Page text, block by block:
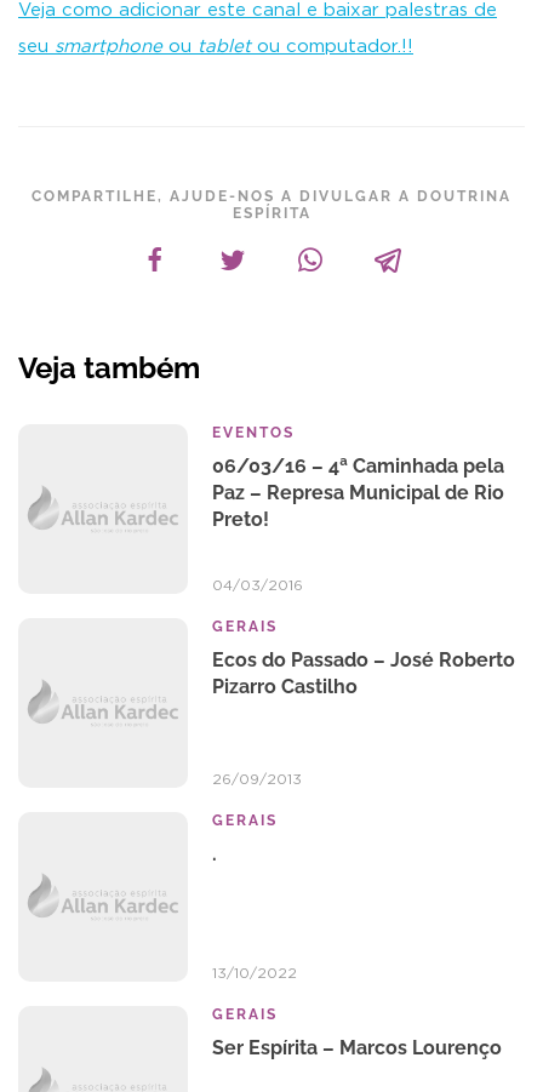
Veja como adicionar este canal e baixar palestras de
seu smartphoneou tabletou computador.!!
COMPARTILHE, AJUDE-NOS A DIVULGAR A DOUTRINA
ESPÍRITA
Veja também
EVENTOS
06/03/16 – 4ª Caminhada pela
Paz – Represa Municipal de Rio
Preto!
04/03/2016
GERAIS
Ecos do Passado – José Roberto
Pizarro Castilho
26/09/2013
GERAIS
.
13/10/2022
GERAIS
Ser Espí­rita – Marcos Lourenço